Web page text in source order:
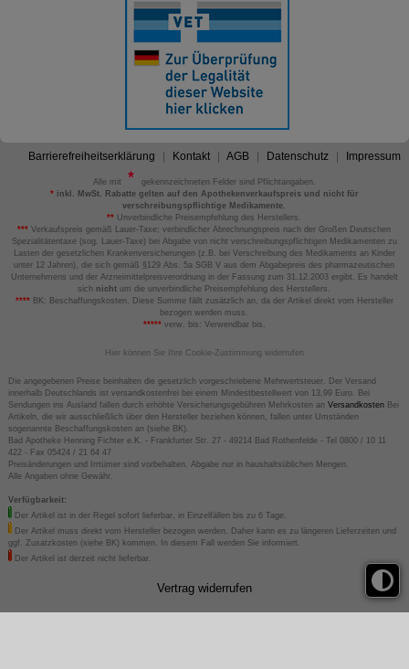
Barrierefreiheitserklärung Kontakt AGB Datenschutz Impressum
Alle mit
gekennzeichneten Felder sind Pflichtangaben.
*inkl. MwSt. Rabatte gelten auf den Apothekenverkaufspreis und nicht für
verschreibungspflichtige Medikamente.
** Unverbindliche Preisempfehlung des Herstellers.
*** Verkaufspreis gemäß Lauer-Taxe; verbindlicher Abrechnungspreis nach der Großen Deutschen
Spezialitätentaxe (sog. Lauer-Taxe) bei Abgabe von nicht verschreibungspflichtigen Medikamenten zu
Lasten der gesetzlichen Krankenversicherungen (z.B. bei Verschreibung des Medikaments an Kinder
unter 12 Jahren), die sich gemäß §129 Abs. 5a SGB V aus dem Abgabepreis des pharmazeutischen
Unternehmens und der Arzneimittelpreisverordnung in der Fassung zum 31.12.2003 ergibt. Es handelt
sich nicht um die unverbindliche Preisempfehlung des Herstellers.
****BK: Beschaffungskosten. Diese Summe fällt zusätzlich an, da der Artikel direkt vom Hersteller
bezogen werden muss.
*****verw. bis: Verwendbar bis.
Hier können Sie Ihre Cookie-Zustimmung widerrufen
Die angegebenen Preise beinhalten die gesetzlich vorgeschriebene Mehrwertsteuer. Der Versand
innerhalb Deutschlands ist versandkostenfrei bei einem Mindestbestellwert von 13,99 Euro. Bei
Sendungen ins Ausland fallen durch erhöhte Versicherungsgebühren Mehrkosten an VersandkostenBei
Artikeln, die wir ausschließlich über den Hersteller beziehen können, fallen unter Umständen
sogenannte Beschaffungskosten an (siehe BK).
Bad Apotheke Henning Fichter e.K. - Frankfurter Str. 27 - 49214 Bad Rothenfelde - Tel 0800 / 10 11
422 - Fax 05424 / 21 64 47
Preisänderungen und Irrtümer sind vorbehalten. Abgabe nur in haushaltsüblichen Mengen.
Alle Angaben ohne Gewähr.
Verfügbarkeit:
Der Artikel ist in der Regel sofort lieferbar, in Einzelfällen bis zu 6 Tage.
Der Artikel muss direkt vom Hersteller bezogen werden. Daher kann es zu längeren Lieferzeiten und
ggf. Zusatzkosten (siehe BK) kommen. In diesem Fall werden Sie informiert.
Der Artikel ist derzeit nicht lieferbar.
Vertrag widerrufen